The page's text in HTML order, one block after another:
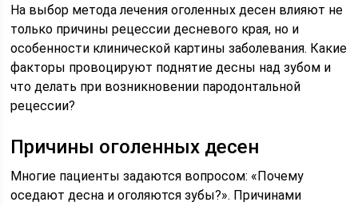
На выбор метода лечения оголенных десен влияют не
только причины рецессии десневого края, но и
особенности клинической картины заболевания. Какие
факторы провоцируют поднятие десны над зубом и
что делать при возникновении пародонтальной
рецессии?
Причины оголенных десен
Многие пациенты задаются вопросом: «Почему
оседают десна и оголяются зубы?». Причинами